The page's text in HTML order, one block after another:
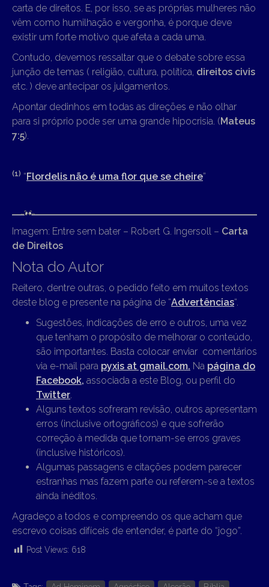
carta de direitos. E, por isso, se as próprias mulheres não
vêm como humilhação e vergonha, é porque deve
existir um forte motivo que afeta a cada uma.
Contudo, devemos ressaltar que o debate sobre essa
junção de temas ( religião, cultura, política, direitos civis
etc. ) deve antecipar os julgamentos.
Apontar dedinhos em todas as direções e não olhar
para si próprio pode ser uma grande hipocrisia. (Mateus
7:5).
(1) “Flordelis não é uma flor que se cheire”
Imagem: Entre sem bater – Robert G. Ingersoll – Carta
de Direitos
Nota do Autor
Reitero, dentre outras, o pedido feito em muitos textos
deste blog e presente na página de “Advertências“.
Sugestões, indicações de erro e outros, uma vez
que tenham o propósito de melhorar o conteúdo,
são importantes. Basta colocar enviar comentários
via e-mail para pyxis at gmail.com. Na página do
Facebook, associada a este Blog, ou perfil do
Twitter.
Alguns textos sofreram revisão, outros apresentam
erros (inclusive ortográficos) e que sofrerão
correção à medida que tornam-se erros graves
(inclusive históricos).
Algumas passagens e citações podem parecer
estranhas mas fazem parte ou referem-se a textos
ainda inéditos.
Agradeço a todos e compreendo os que acham que
escrevo coisas difíceis de entender, é parte do “jogo”.
Post Views: 618